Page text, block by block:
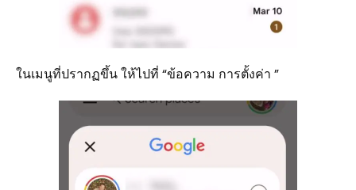
ในเมนูที่ปรากฏขึ้น ให้ไปที่ “ข้อความ การตั้งค่า ”